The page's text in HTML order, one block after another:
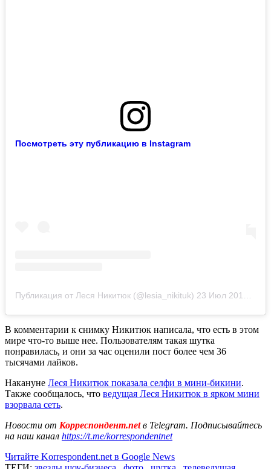
Посмотреть эту публикацию в Instagram
Публикация от Леся Никитюк (@lesia_nikituk) 23 Июл 2019 в 11:18 PDT
В комментарии к снимку Никитюк написала, что есть в этом
мире что-то выше нее. Пользователям такая шутка
понравилась, и они за час оценили пост более чем 36
тысячами лайков.
Накануне Леся Никитюк показала селфи в мини-бикини.
Также сообщалось, что ведущая Леся Никитюк в ярком мини
взорвала сеть.
Новости от Корреспондент.netв Telegram. Подписывайтесь
на наш канал https://t.me/korrespondentnet
Читайте Korrespondent.net в Google News